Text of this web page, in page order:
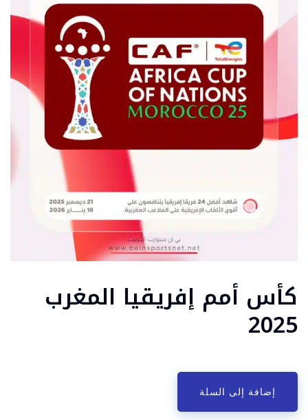
كأس أمم إفريقيا المغرب
2025
إضافة إلى السلة